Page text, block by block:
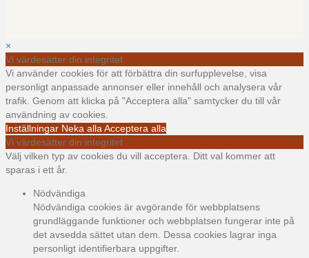
×
Vi värdesätter din integritet
Vi använder cookies för att förbättra din surfupplevelse, visa
personligt anpassade annonser eller innehåll och analysera vår
trafik. Genom att klicka på "Acceptera alla" samtycker du till vår
användning av cookies.
Inställningar Neka alla Acceptera alla
Vi värdesätter din integritet
Välj vilken typ av cookies du vill acceptera. Ditt val kommer att
sparas i ett år.
Nödvändiga
Nödvändiga cookies är avgörande för webbplatsens
grundläggande funktioner och webbplatsen fungerar inte på
det avsedda sättet utan dem. Dessa cookies lagrar inga
personligt identifierbara uppgifter.